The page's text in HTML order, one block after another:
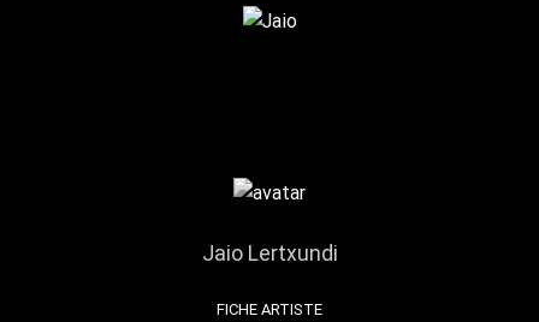
Jaio Lertxundi
FICHE ARTISTE